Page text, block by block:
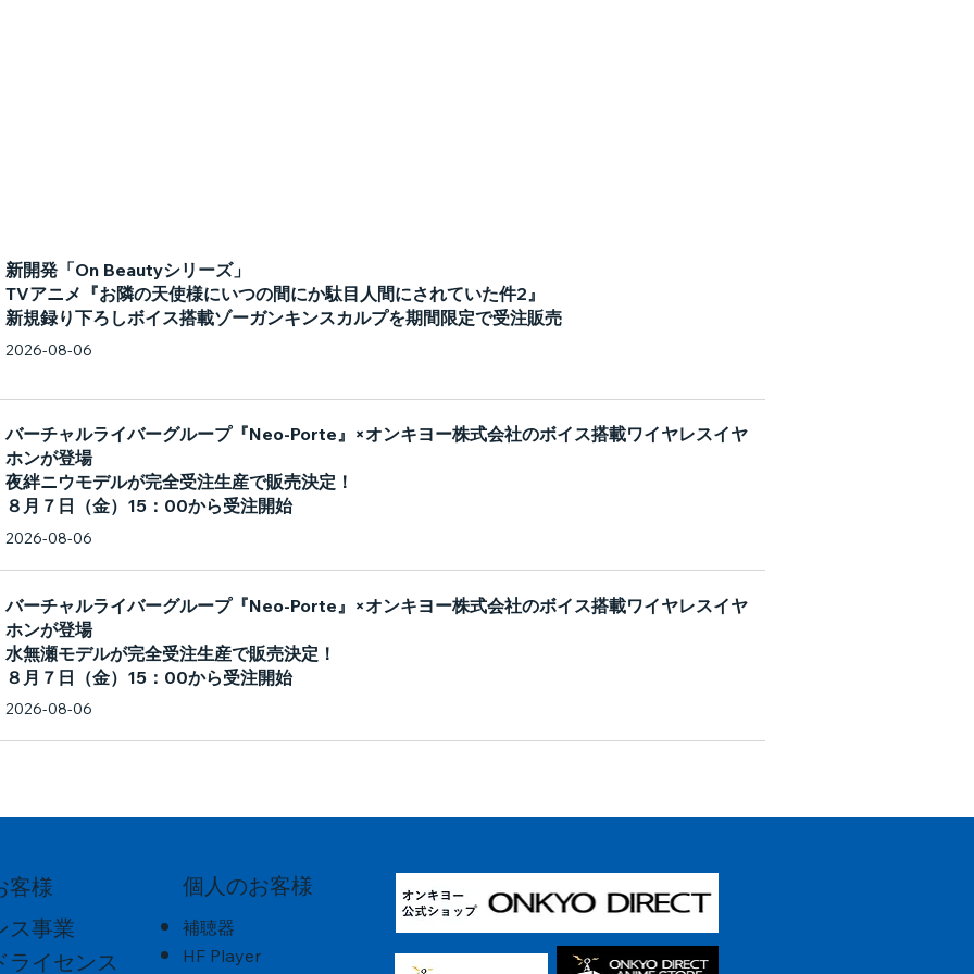
新開発「On Beautyシリーズ」
TVアニメ『お隣の天使様にいつの間にか駄目人間にされていた件2』
新規録り下ろしボイス搭載ゾーガンキンスカルプを期間限定で受注販売
2026-08-06
バーチャルライバーグループ『Neo-Porte』×オンキヨー株式会社のボイス搭載ワイヤレスイヤ
ホンが登場
夜絆ニウモデルが完全受注生産で販売決定！
８月７日（金）15：00から受注開始
2026-08-06
バーチャルライバーグループ『Neo-Porte』×オンキヨー株式会社のボイス搭載ワイヤレスイヤ
ホンが登場
水無瀬モデルが完全受注生産で販売決定！
８月７日（金）15：00から受注開始
2026-08-06
客様
ス事業
ライセンス
個人のお客様
補聴器
HF Player